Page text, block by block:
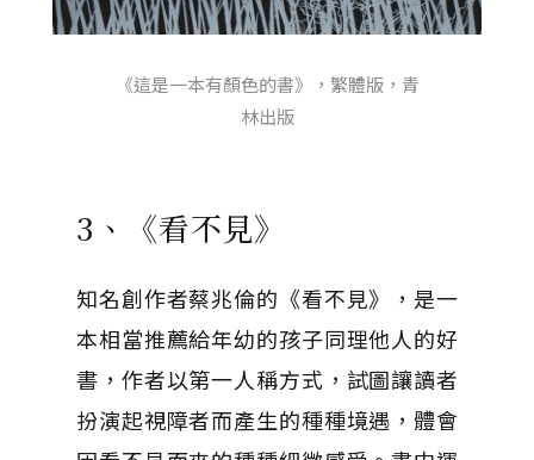
《這是一本有顏色的書》，繁體版，青
林出版
3、《看不見》
知名創作者蔡兆倫的《看不見》，是一
本相當推薦給年幼的孩子同理他人的好
書，作者以第一人稱方式，試圖讓讀者
扮演起視障者而產生的種種境遇，體會